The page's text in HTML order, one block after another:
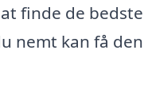
finde de bedste
nemt kan få den